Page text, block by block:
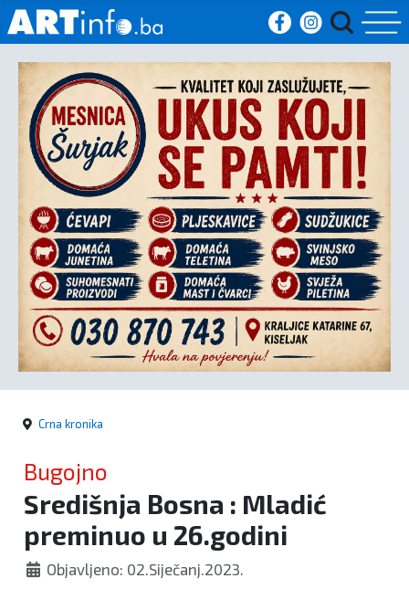
Početna
Vijesti
Sport
Kultura
Crna
kronika
Politika
Crna kronika
Bugojno
Središnja Bosna : Mladić
preminuo u 26.godini
Objavljeno: 02.Siječanj.2023.